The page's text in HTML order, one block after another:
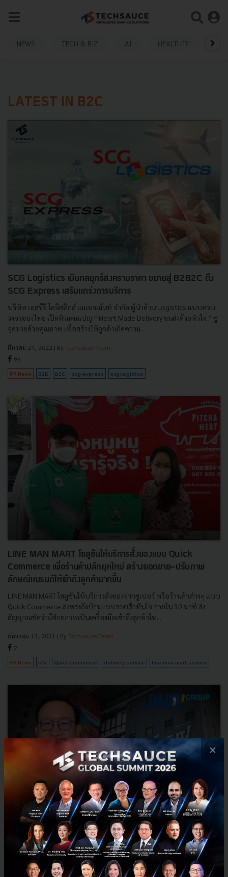
NEWS TECH & BIZ AI HEALTHTECH
LATEST IN B2C
SCG Logistics เมินกลยุทธ์สงครามราคา ขยายสู่ B2B2C ดึง
SCG Express เสริมแกร่งการบริการ
บริษัท เอสซีจี โลจิสติกส์ แมเนจเม้นท์ จำกัด ผู้นำด้าน Logistics แบบครบ
วงจรของไทย เปิดตัวแคมเปญ “ Heart Made Delivery ขนส่งด้วยหัวใจ ” ชู
จุดขายด้วยคุณภาพ เพื่อสร้างให้ลูกค้าเกิดความ...
มีนาคม 24, 2022 | By Techsauce Team
96
PR News B2B B2C scg-express scg-logistics
LINE MAN MART โซลูชันให้บริการสั่งของแบบ Quick
Commerce เพื่อร้านค้าปลีกยุคใหม่ สร้างยอดขาย-ปรับภาพ
ลักษณ์แบรนด์ให้เข้าถึงลูกค้ามากขึ้น
LINE MAN MART โซลูชันให้บริการสั่งของจากซูเปอร์ หรือร้านค้าต่างๆ แบบ
Quick Commerce ส่งตรงถึงบ้านแบบรวดเร็วทันใจ ภายใน 30 นาที ส่ง
สัญญาณชัดว่ามีศักยภาพเป็นเครื่องมือเข้าถึงลูกค้าให...
ธันวาคม 13, 2021 | By Techsauce Team
2
PR News b2c Quick Commerce delivery-service line-man-mart-service
JWD ฉีกสู่ New S-curve ด้วยบริการ Art Space เพื่อลูกค้า
กระเป๋าหนัก
Art Space คือบริการใหม่ที่มุ่งตอบโจทย์นักสะสมกระเป๋าหนัก ที่ JWD
×